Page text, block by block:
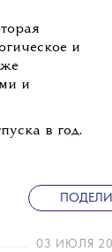
и
и
в год.
03 ИЮЛЯ